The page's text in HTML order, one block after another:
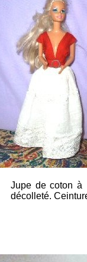
Jupe de coton à
décolleté.